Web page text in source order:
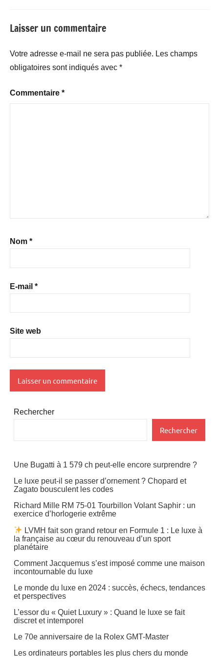
Laisser un commentaire
Votre adresse e-mail ne sera pas publiée. Les champs
obligatoires sont indiqués avec *
Commentaire *
Nom *
E-mail *
Site web
Rechercher
Rechercher
Une Bugatti à 1 579 ch peut-elle encore surprendre ?
Le luxe peut-il se passer d’ornement ? Chopard et
Zagato bousculent les codes
Richard Mille RM 75-01 Tourbillon Volant Saphir : un
exercice d’horlogerie extrême
LVMH fait son grand retour en Formule 1 : Le luxe à
la française au cœur du renouveau d’un sport
planétaire
Comment Jacquemus s’est imposé comme une maison
incontournable du luxe
Le monde du luxe en 2024 : succès, échecs, tendances
et perspectives
L’essor du « Quiet Luxury » : Quand le luxe se fait
discret et intemporel
Le 70e anniversaire de la Rolex GMT-Master
Les ordinateurs portables les plus chers du monde